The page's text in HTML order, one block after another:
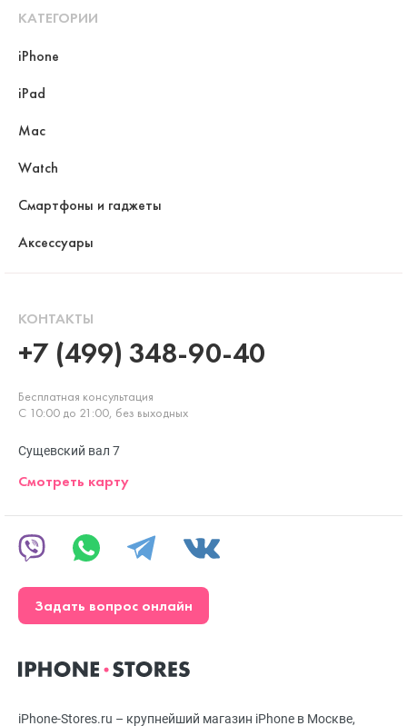
iPhone-Stores.ru – крупнейший магазин iPhone в Москве,
КАТЕГОРИИ
iPhone
iPad
Mac
Watch
Смартфоны и гаджеты
Аксессуары
КОНТАКТЫ
+7 (499) 348-90-40
Бесплатная консультация
С 10:00 до 21:00, без выходных
Сущевский вал 7
Смотреть карту
Задать вопрос онлайн